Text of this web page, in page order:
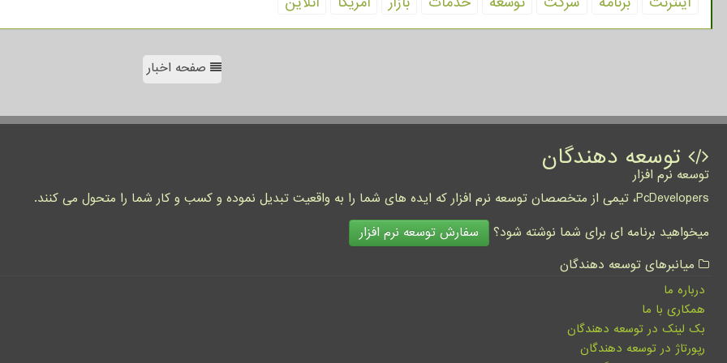
صفحه اخبار
توسعه دهندگان
توسعه نرم افزار
PcDevelopers، تیمی از متخصصان توسعه نرم افزار که ایده های شما را به واقعیت تبدیل نموده و کسب و کار شما را متحول می کنند.
میخواهید برنامه ای برای شما نوشته شود؟
سفارش توسعه نرم افزار
میانبرهای توسعه دهندگان
درباره ما
همکاری با ما
بک لینک در توسعه دهندگان
رپورتاژ در توسعه دهندگان